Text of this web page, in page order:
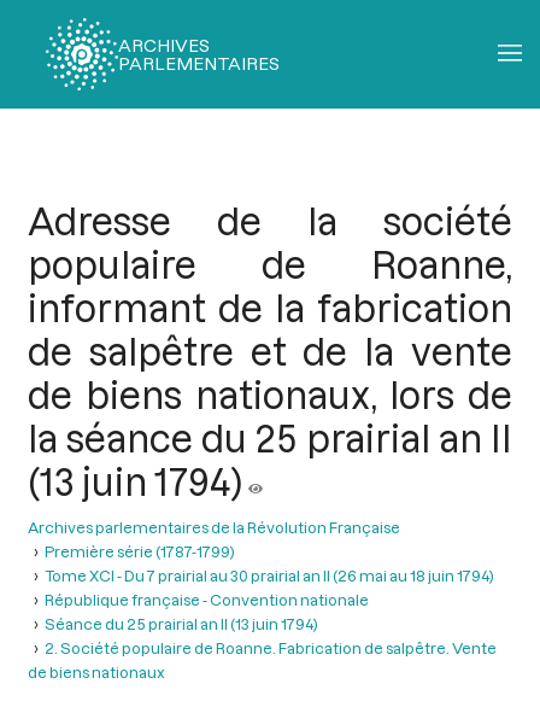
ARCHIVES
PARLEMENTAIRES
Adresse de la société
populaire de Roanne,
informant de la fabrication
de salpêtre et de la vente
de biens nationaux, lors de
la séance du 25 prairial an II
(13 juin 1794)
Archives parlementaires de la Révolution Française
Première série (1787-1799)
Tome XCI - Du 7 prairial au 30 prairial an II (26 mai au 18 juin 1794)
République française - Convention nationale
Séance du 25 prairial an II (13 juin 1794)
2. Société populaire de Roanne. Fabrication de salpêtre. Vente
de biens nationaux